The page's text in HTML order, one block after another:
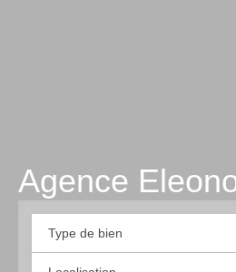
Agence
Type de bien